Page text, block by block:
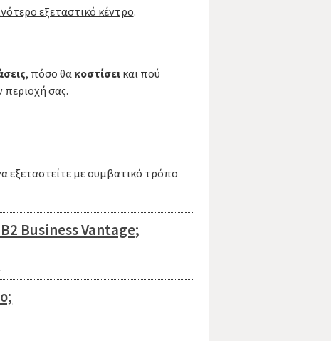
εξεταστικό κέντρο.
, πόσο θα κοστίσεικαι πού
σας.
εξεταστείτε με συμβατικό τρόπο
Business Vantage;